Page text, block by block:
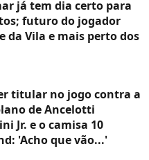
já tem dia certo para
futuro do jogador
da Vila e mais perto dos
titular no jogo contra a
de Ancelotti
Jr. e o camisa 10
'Acho que vão...'